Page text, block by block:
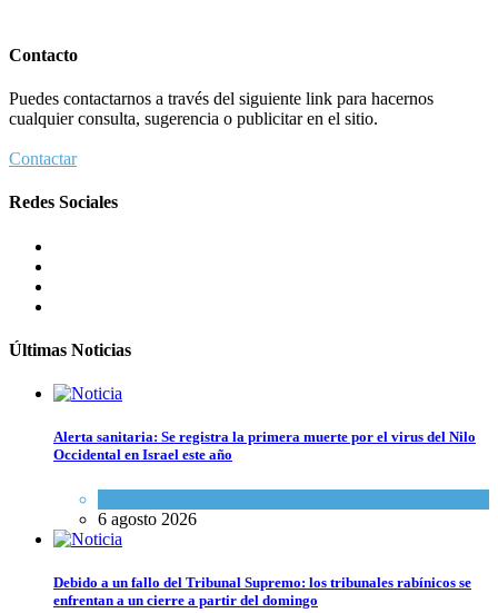
Contacto
Puedes contactarnos a través del siguiente link para hacernos
cualquier consulta, sugerencia o publicitar en el sitio.
Contactar
Redes Sociales
Últimas Noticias
Alerta sanitaria: Se registra la primera muerte por el virus del Nilo
Occidental en Israel este año
6 agosto 2026
Debido a un fallo del Tribunal Supremo: los tribunales rabínicos se
enfrentan a un cierre a partir del domingo